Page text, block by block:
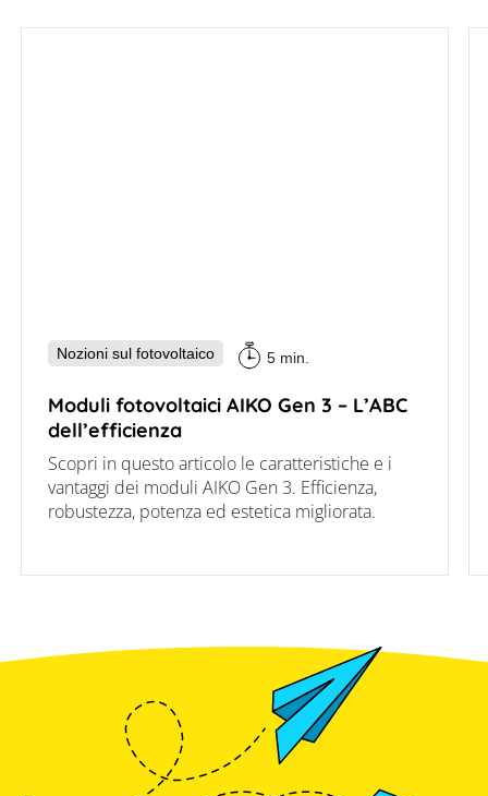
Nozioni sul fotovoltaico 5 min.
Moduli fotovoltaici AIKO Gen 3 – L’ABC
dell’efficienza
Scopri in questo articolo le caratteristiche e i
vantaggi dei moduli AIKO Gen 3. Efficienza,
robustezza, potenza ed estetica migliorata.